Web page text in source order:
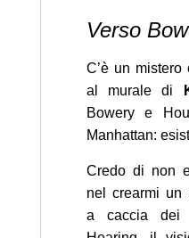
Verso
C’è un
al murale di
Bowery e
Manhattan:
Credo di non
nel crearmi un
a caccia dei